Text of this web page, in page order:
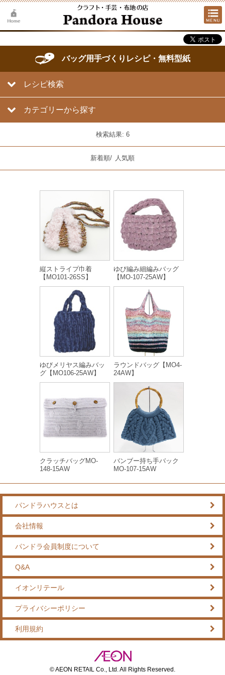
バッグ用手づくりレシピ・無料型紙
レシピ検索
カテゴリーから探す
検索結果: 6
新着順/ 人気順
縦ストライプ巾着
【MO101-26SS】
ゆび編み細編みバッグ
【MO-107-25AW】
ゆびメリヤス編みバッ
グ【MO106-25AW】
ラウンドバッグ【MO4-
24AW】
クラッチバッグMO-
148-15AW
バンブー持ち手バック
MO-107-15AW
パンドラハウスとは
会社情報
パンドラ会員制度について
Q&A
イオンリテール
プライバシーポリシー
利用規約
© AEON RETAIL Co., Ltd. All Rights Reserved.